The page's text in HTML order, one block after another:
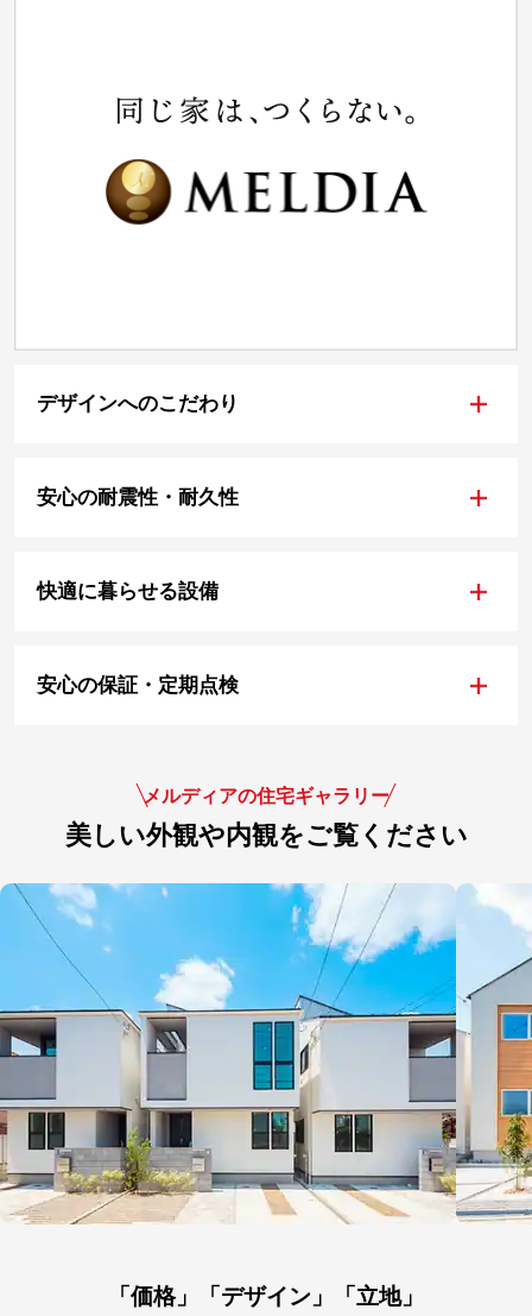
デザインへのこだわり +
安心の耐震性・耐久性 +
快適に暮らせる設備 +
安心の保証・定期点検 +
メルディアの住宅ギャラリー
美しい外観や内観をご覧ください
「価格」「デザイン」「立地」